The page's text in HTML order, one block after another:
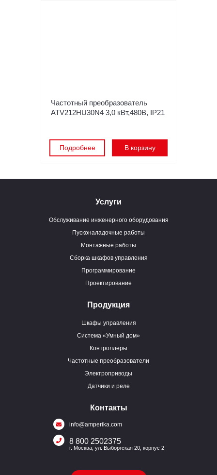
Частотный преобразователь
ATV212HU30N4 3,0 кВт,480В, IP21
Подробнее В корзину
Услуги
Обслуживание инженерного оборудования
Пусконаладочные работы
Монтажные работы
Сборка шкафов управления
Программирование
Проектирование
Продукция
Шкафы управления
Система «Умный дом»
Контроллеры
Частотные преобразователи
Электроприводы
Датчики и реле
Контакты
info@amperika.com
8 800 2502375
г. Москва, ул. Выборгская 20, корпус 2